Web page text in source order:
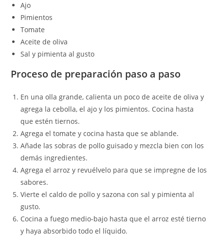
Ajo
Pimientos
Tomate
Aceite de oliva
Sal y pimienta al gusto
Proceso de preparación paso a paso
En una olla grande, calienta un poco de aceite de oliva y
agrega la cebolla, el ajo y los pimientos. Cocina hasta
que estén tiernos.
Agrega el tomate y cocina hasta que se ablande.
Añade las sobras de pollo guisado y mezcla bien con los
demás ingredientes.
Agrega el arroz y revuélvelo para que se impregne de los
sabores.
Vierte el caldo de pollo y sazona con sal y pimienta al
gusto.
Cocina a fuego medio-bajo hasta que el arroz esté tierno
y haya absorbido todo el líquido.